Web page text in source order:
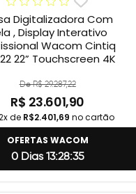
Digitalizadora Com
, Display Interativo
Wacom Cintiq
22” Touchscreen 4K
De R$ 29.287,22
R$ 23.601,90
de R$2.401,69 no cartão
OFERTAS WACOM
0 Dias 13:28:34